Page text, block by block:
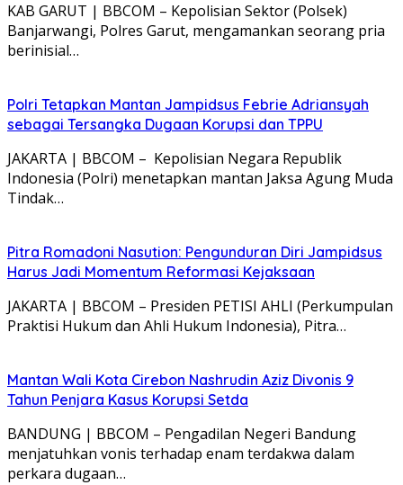
KAB GARUT | BBCOM – Kepolisian Sektor (Polsek)
Banjarwangi, Polres Garut, mengamankan seorang pria
berinisial…
Polri Tetapkan Mantan Jampidsus Febrie Adriansyah
sebagai Tersangka Dugaan Korupsi dan TPPU
JAKARTA | BBCOM – Kepolisian Negara Republik
Indonesia (Polri) menetapkan mantan Jaksa Agung Muda
Tindak…
Pitra Romadoni Nasution: Pengunduran Diri Jampidsus
Harus Jadi Momentum Reformasi Kejaksaan
JAKARTA | BBCOM – Presiden PETISI AHLI (Perkumpulan
Praktisi Hukum dan Ahli Hukum Indonesia), Pitra…
Mantan Wali Kota Cirebon Nashrudin Aziz Divonis 9
Tahun Penjara Kasus Korupsi Setda
BANDUNG | BBCOM – Pengadilan Negeri Bandung
menjatuhkan vonis terhadap enam terdakwa dalam
perkara dugaan…